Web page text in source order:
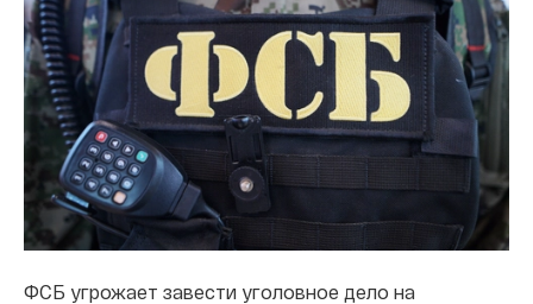
ФСБ угрожает завести уголовное дело на